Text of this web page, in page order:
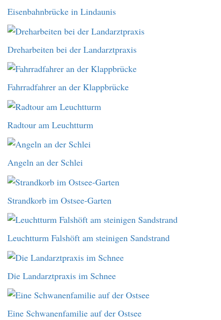
Eisenbahnbrücke in Lindaunis
Dreharbeiten bei der Landarztpraxis
Fahrradfahrer an der Klappbrücke
Radtour am Leuchtturm
Angeln an der Schlei
Strandkorb im Ostsee-Garten
Leuchtturm Falshöft am steinigen Sandstrand
Die Landarztpraxis im Schnee
Eine Schwanenfamilie auf der Ostsee